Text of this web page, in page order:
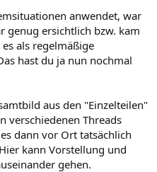
anwendet, war
genug ersichtlich bzw. kam
als regelmäßige
hast du ja nun nochmal
aus den "Einzelteilen"
verschiedenen Threads
dann vor Ort tatsächlich
kann Vorstellung und
gehen.